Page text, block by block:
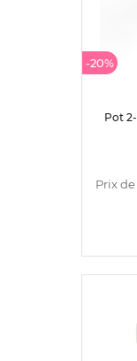
-20%
Pot
Prix